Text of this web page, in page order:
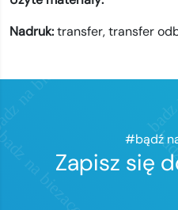
Nadruk:transfer,transfer
#bądź
Zapisz się